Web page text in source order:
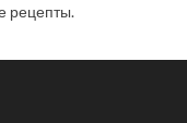
рецепты.